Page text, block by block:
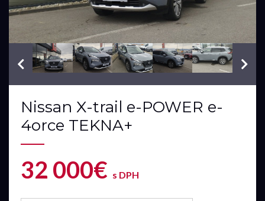
VIN: JN1T33TB8U0004521
Nissan X-trail e-POWER e-
4orce TEKNA+
32 000€ s DPH